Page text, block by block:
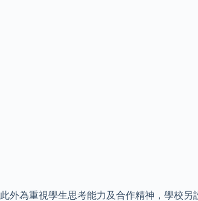
此外為重視學生思考能力及合作精神，學校